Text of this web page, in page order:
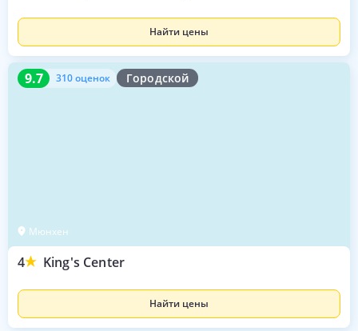
Найти цены
9.7 310 оценок Городской
Мюнхен
4 King's Center
9.7 310 оценок
Найти цены